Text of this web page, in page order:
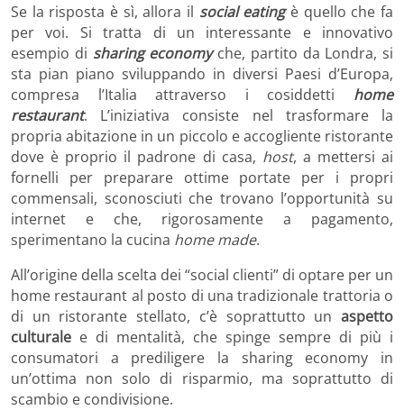
Se la risposta è sì, allora il social eatingè quello che fa
per voi. Si tratta di un interessante e innovativo
esempio di sharing economyche, partito da Londra, si
sta pian piano sviluppando in diversi Paesi d’Europa,
compresa l’Italia attraverso i cosiddetti home
restaurant. L’iniziativa consiste nel trasformare la
propria abitazione in un piccolo e accogliente ristorante
dove è proprio il padrone di casa, host, a mettersi ai
fornelli per preparare ottime portate per i propri
commensali, sconosciuti che trovano l’opportunità su
internet e che, rigorosamente a pagamento,
sperimentano la cucina home made.
All’origine della scelta dei “social clienti” di optare per un
home restaurant al posto di una tradizionale trattoria o
di un ristorante stellato, c’è soprattutto un aspetto
culturale e di mentalità, che spinge sempre di più i
consumatori a prediligere la sharing economy in
un’ottima non solo di risparmio, ma soprattutto di
scambio e condivisione.